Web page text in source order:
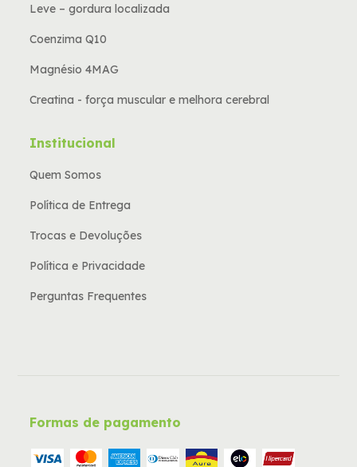
Leve – gordura localizada
Coenzima Q10
Magnésio 4MAG
Creatina - força muscular e melhora cerebral
Institucional
Quem Somos
Política de Entrega
Trocas e Devoluções
Política e Privacidade
Perguntas Frequentes
Formas de pagamento